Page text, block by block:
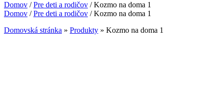
Domov /Pre deti a rodičov / Kozmo na doma 1
Domov /Pre deti a rodičov / Kozmo na doma 1
Domovská stránka » Produkty » Kozmo na doma 1